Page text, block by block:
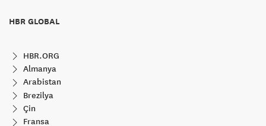
HBR GLOBAL
HBR.ORG
Almanya
Arabistan
Brezilya
Çin
Fransa